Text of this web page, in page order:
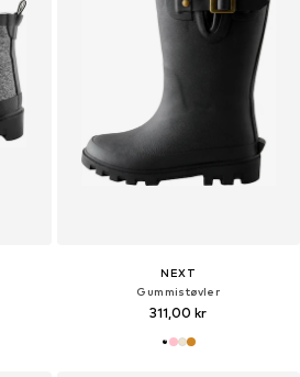
NEXT
Gummistøvler
311,00 kr